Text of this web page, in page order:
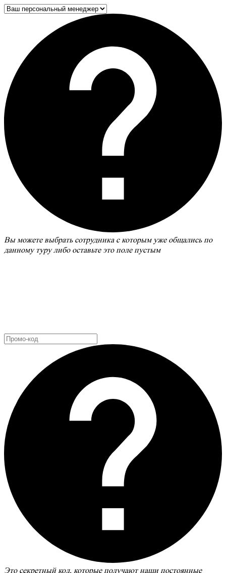
Вы можете выбрать сотрудника с которым уже общались по
данному туру либо оставьте это поле пустым
Это секретный код, которые получают наши постоянные